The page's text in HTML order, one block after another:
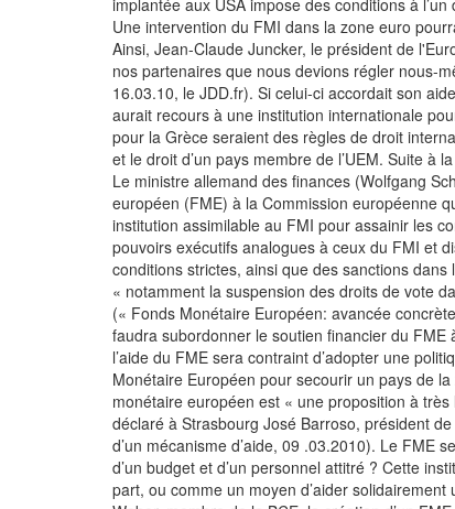
implantée aux USA impose des conditions à
Une intervention du FMI dans la zone euro
Ainsi, Jean-Claude Juncker, le président de
nos partenaires que nous devions régler nous-
16.03.10, le JDD.fr). Si celui-ci accordait son
aurait recours à une institution internationale
pour la Grèce seraient des règles de droit
et le droit d’un pays membre de l’UEM. Suite à
Le ministre allemand des finances (Wolfgang
européen (FME) à la Commission européenne
institution assimilable au FMI pour assainir les
pouvoirs exécutifs analogues à ceux du FMI et
conditions strictes, ainsi que des sanctions
« notamment la suspension des droits de vote
(« Fonds Monétaire Européen: avancée
faudra subordonner le soutien financier du FME
l’aide du FME sera contraint d’adopter une
Monétaire Européen pour secourir un pays de
monétaire européen est « une proposition à
déclaré à Strasbourg José Barroso, président
d’un mécanisme d’aide, 09 .03.2010). Le FME
d’un budget et d’un personnel attitré ? Cette
part, ou comme un moyen d’aider